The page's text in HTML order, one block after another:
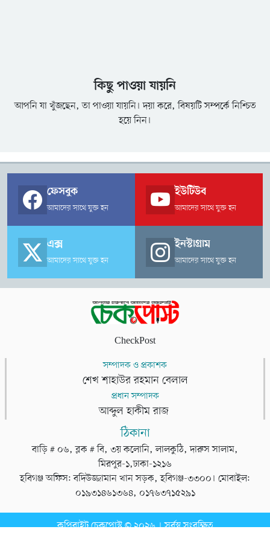
কিছু পাওয়া যায়নি
আপনি যা খুঁজছেন, তা পাওয়া যায়নি। দয়া করে, বিষয়টি সম্পর্কে নিশ্চিত
হয়ে নিন।
ফেসবুক
আমাদের সাথে যুক্ত হন
ইউটিউব
আমাদের সাথে যুক্ত হন
এক্স
আমাদের সাথে যুক্ত হন
ইনস্টাগ্রাম
আমাদের সাথে যুক্ত হন
CheckPost
সম্পাদক ও প্রকাশক
শেখ শাহাউর রহমান বেলাল
প্রধান সম্পাদক
আব্দুল হাকীম রাজ
ঠিকানা
বাড়ি # ০৬, ব্লক # বি, ৩য় কলোনি, লালকুঠি, দারুস সালাম,
মিরপুর-১,ঢাকা-১২১৬
হবিগঞ্জ অফিস: বদিউজ্জামান খান সড়ক, হবিগঞ্জ-৩৩০০। মোবাইল:
০১৯৩১৪৬১৩৬৪, ০১৭৬৩৭১৫২৯১
কপিরাইট চেকপোস্ট © ২০২৬ । সর্বস্ব সংরক্ষিত